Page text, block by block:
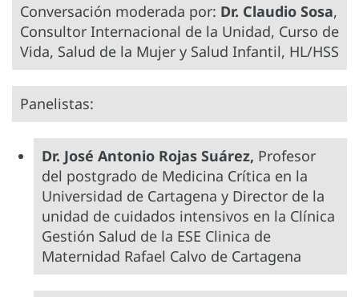
Conversación moderada por: Dr. Claudio Sosa,
Consultor Internacional de la Unidad, Curso de
Vida, Salud de la Mujer y Salud Infantil, HL/HSS
Panelistas:
Dr. José Antonio Rojas Suárez, Profesor
del postgrado de Medicina Crítica en la
Universidad de Cartagena y Director de la
unidad de cuidados intensivos en la Clínica
Gestión Salud de la ESE Clinica de
Maternidad Rafael Calvo de Cartagena